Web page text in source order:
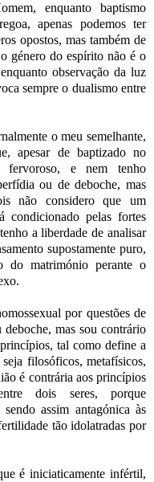
enquanto baptismo
apenas podemos ter
opostos, mas também de
género do espírito não é o
observação da luz
sempre o dualismo entre
o meu semelhante,
apesar de baptizado no
fervoroso, e nem tenho
ou de deboche, mas
não considero que um
condicionado pelas fortes
a liberdade de analisar
supostamente puro,
do matrimónio perante o
por questões de
mas sou contrário
tal como define a
filosóficos, metafísicos,
é contrária aos princípios
dois seres, porque
assim antagónica às
tão idolatradas por
é iniciaticamente infértil,